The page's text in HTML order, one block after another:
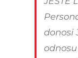
donosi